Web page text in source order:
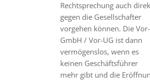
Rechtsprechung auch
gegen die Gesellschafter
vorgehen können. Die Vor-
GmbH / Vor-UG ist dann
vermögenslos, wenn es
keinen Geschäftsführer
mehr gibt und die